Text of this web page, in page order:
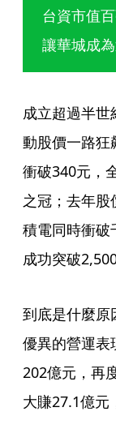
台資市值
讓華城成
成立超過半
動股價一路狂
衝破340元，
之冠；去年
積電同時衝破
成功突破2,500
到底是什麼原
優異的營運表
202億元，再
大賺27.1億元